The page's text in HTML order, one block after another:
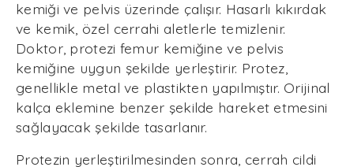
kemiği ve pelvis üzerinde çalışır. Hasarlı kıkırdak
ve kemik, özel cerrahi aletlerle temizlenir.
Doktor, protezi femur kemiğine ve pelvis
kemiğine uygun şekilde yerleştirir. Protez,
genellikle metal ve plastikten yapılmıştır. Orijinal
kalça eklemine benzer şekilde hareket etmesini
sağlayacak şekilde tasarlanır.
Protezin yerleştirilmesinden sonra, cerrah cildi